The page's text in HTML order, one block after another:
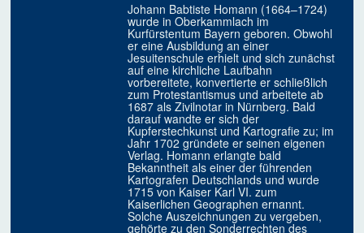
Johann Babtiste Homann (1664–1724)
wurde in Oberkammlach im
Kurfürstentum Bayern geboren. Obwohl
er eine Ausbildung an einer
Jesuitenschule erhielt und sich zunächst
auf eine kirchliche Laufbahn
vorbereitete, konvertierte er schließlich
zum Protestantismus und arbeitete ab
1687 als Zivilnotar in Nürnberg. Bald
darauf wandte er sich der
Kupferstechkunst und Kartografie zu; im
Jahr 1702 gründete er seinen eigenen
Verlag. Homann erlangte bald
Bekanntheit als einer der führenden
Kartografen Deutschlands und wurde
1715 von Kaiser Karl VI. zum
Kaiserlichen Geographen ernannt.
Solche Auszeichnungen zu vergeben,
gehörte zu den Sonderrechten des